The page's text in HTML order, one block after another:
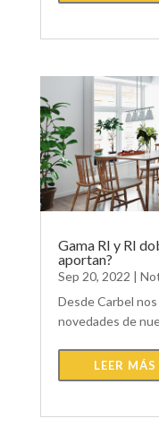
Gama RI y RI
aportan?
Sep 20, 2022 |
Desde Carbel
novedades de
LEER MÁS